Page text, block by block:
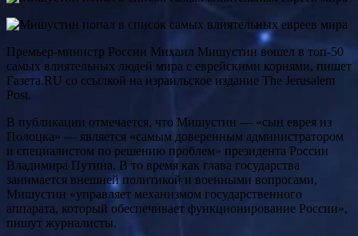
Премьер-министр России Михаил Мишустин вошел в топ-50
самых влиятельных людей мира с еврейскими корнями, пишет
Газета.RU со ссылкой на израильское издание The Jerusalem
Post.
В публикации отмечается, что Мишустин — «сын еврея из
Полоцка» — является «самым доверенным администратором
и специалистом по решению проблем» президента России
Владимира Путина. В то время как глава государства
занимается внешней политикой и военными вопросами,
Мишустин «управляет механизмом государственного
аппарата, который обеспечивает функционирование России»,
пишут журналисты.